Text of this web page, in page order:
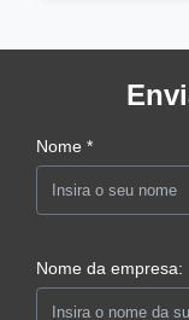
Nome *
Nome da empresa: